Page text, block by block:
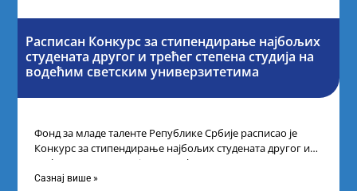
Расписан Конкурс за стипендирање најбољих
студената другог и трећег степена студија на
водећим светским универзитетима
Фонд за младе таленте Републике Србије расписао је
Конкурс за стипендирање најбољих студената другог и
трећег степена студија на водећим
Сазнај више »